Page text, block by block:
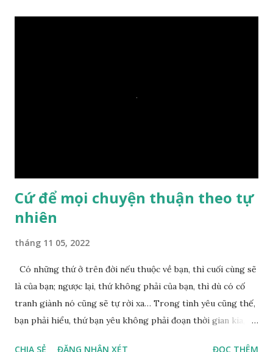
một giọt nước nào mà lại còn có thể đi qua sông? Các đệ tử
Cứ để mọi chuyện thuận theo tự
nhiên
tháng 11 05, 2022
Có những thứ ở trên đời nếu thuộc về bạn, thì cuối cùng sẽ
là của bạn; ngược lại, thứ không phải của bạn, thì dù có cố
tranh giành nó cũng sẽ tự rời xa… Trong tình yêu cũng thế,
bạn phải hiểu, thứ bạn yêu không phải đoạn thời gian kia,
CHIA SẺ ĐĂNG NHẬN XÉT ĐỌC THÊM